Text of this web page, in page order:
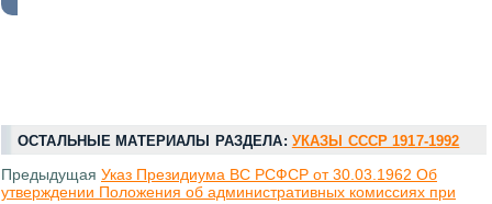
ОСТАЛЬНЫЕ МАТЕРИАЛЫ РАЗДЕЛА: УКАЗЫ СССР 1917-1992
Предыдущая Указ Президиума ВС РСФСР от 30.03.1962 Об
утверждении Положения об административных комиссиях при